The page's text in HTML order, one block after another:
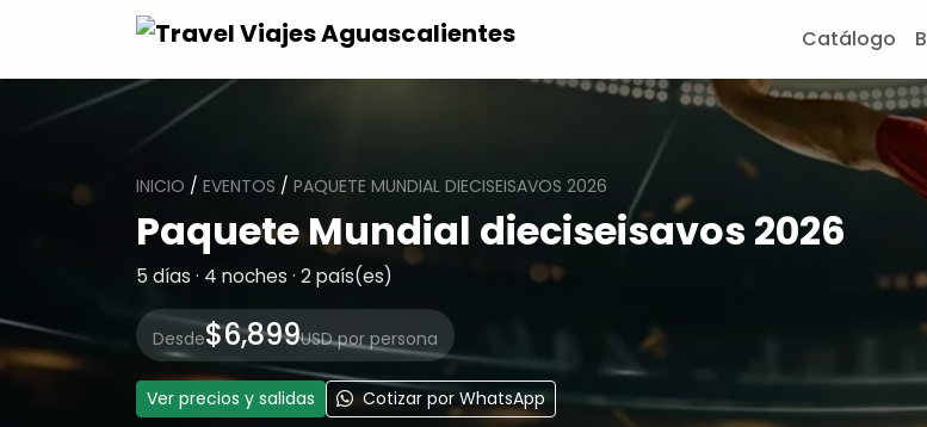
Catálogo
INICIO / EVENTOS / PAQUETE MUNDIAL DIECISEISAVOS 2026
Paquete Mundial dieciseisavos 2026
5 días · 4 noches · 2 país(es)
Desde$6,899USD por persona
Ver precios y salidas Cotizar por WhatsApp